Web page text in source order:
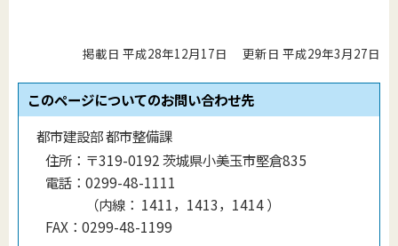
掲載日 平成28年12月17日 更新日 平成29年3月27日
このページについてのお問い合わせ先
都市建設部 都市整備課
住所： 〒319-0192 茨城県小美玉市堅倉835
電話： 0299-48-1111
（内線 ： 1411，1413，1414）
FAX： 0299-48-1199